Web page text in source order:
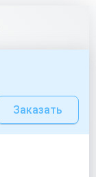
Заказать